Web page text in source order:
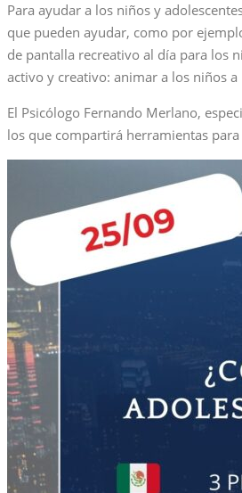
Para ayudar a los niños y
que pueden ayudar, como por
de pantalla recreativo al día para los
activo y creativo: animar a los niños
El Psicólogo Fernando Merlano,
los que compartirá herramientas